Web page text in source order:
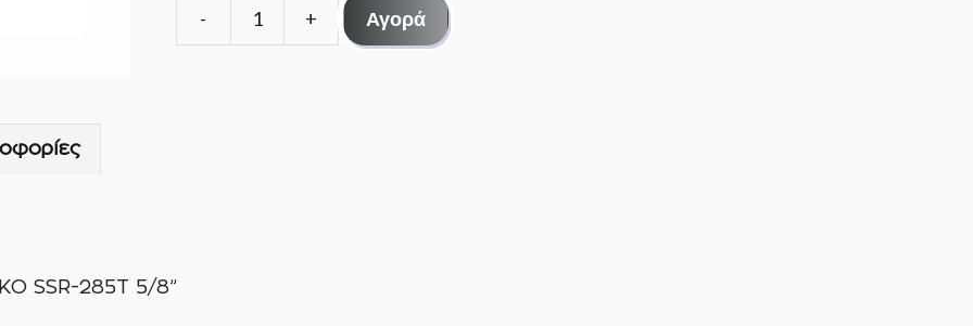
Αγορά
SSR-285T 5/8”